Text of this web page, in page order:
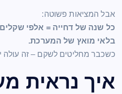
אבל המציאות פשוטה:
כל שנה של דחייה = אלפי
בלאי מואץ של המערכת.
כשכבר מחליטים לשקם – זה עולה
איך נראית